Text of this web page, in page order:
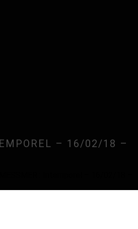
– 16/02/18 –